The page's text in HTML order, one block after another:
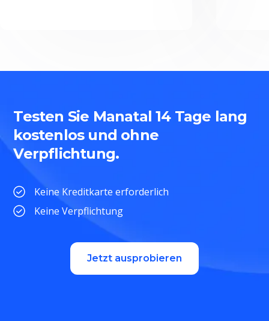
Testen Sie Manatal 14 Tage lang
kostenlos und ohne
Verpflichtung.
Keine Kreditkarte erforderlich
Keine Verpflichtung
Jetzt ausprobieren